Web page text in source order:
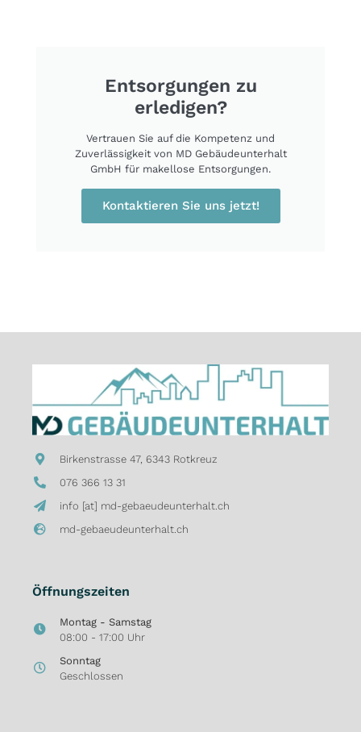
Entsorgungen zu
erledigen?
Vertrauen Sie auf die Kompetenz und
Zuverlässigkeit von MD Gebäudeunterhalt
GmbH für makellose Entsorgungen.
Kontaktieren Sie uns jetzt!
Birkenstrasse 47, 6343 Rotkreuz
076 366 13 31
info [at] md-gebaeudeunterhalt.ch
md-gebaeudeunterhalt.ch
Öffnungszeiten
Montag - Samstag
08:00 - 17:00 Uhr
Sonntag
Geschlossen